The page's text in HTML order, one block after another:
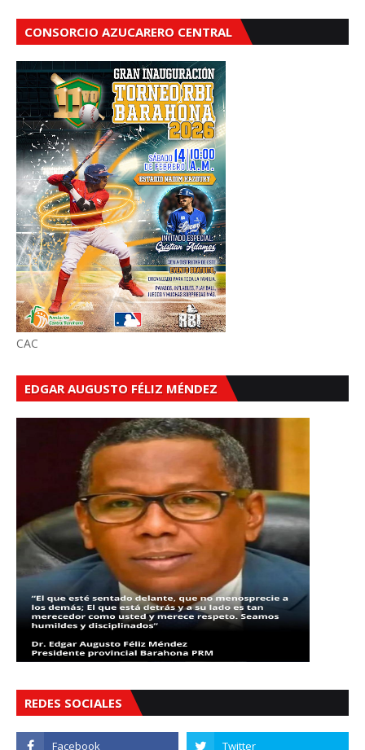
CONSORCIO AZUCARERO CENTRAL
CAC
EDGAR AUGUSTO FÉLIZ MÉNDEZ
REDES SOCIALES